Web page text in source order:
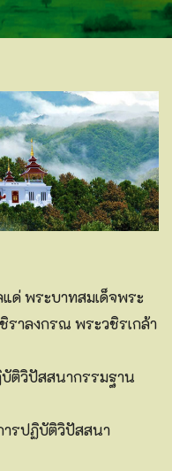
ด่ พระบาทสมเด็จพระ
าลงกรณ พระวชิรเกล้า
ติวิปัสสนากรรมฐาน
ารปฏิบัติวิปัสสนา